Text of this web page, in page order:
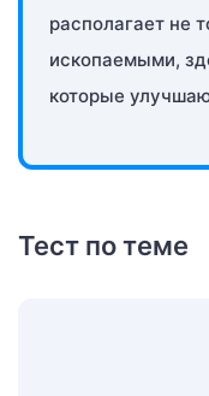
располагает не
ископаемыми,
которые
Тест по теме